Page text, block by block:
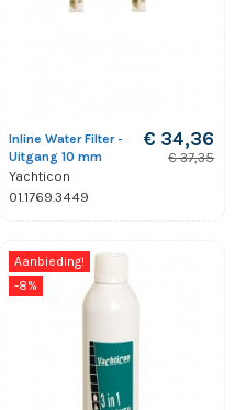
Inline Water Filter -
Uitgang 10 mm
Yachticon
01.1769.3449
€ 34,36
€ 37,35
Aanbieding!
-8%